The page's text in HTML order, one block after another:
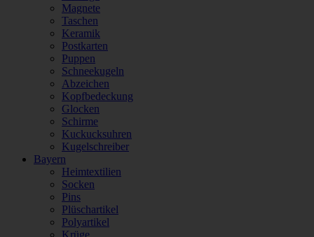
Magnete
Taschen
Keramik
Postkarten
Puppen
Schneekugeln
Abzeichen
Kopfbedeckung
Glocken
Schirme
Kuckucksuhren
Kugelschreiber
Bayern
Heimtextilien
Socken
Pins
Plüschartikel
Polyartikel
Krüge